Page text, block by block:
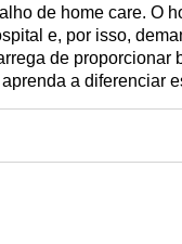
de home care. O
e, por isso,
de proporcionar
a diferenciar